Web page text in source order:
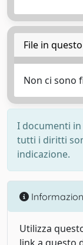
File in
Non ci sono
I documenti
tutti i diritti
indicazione.
Utilizza